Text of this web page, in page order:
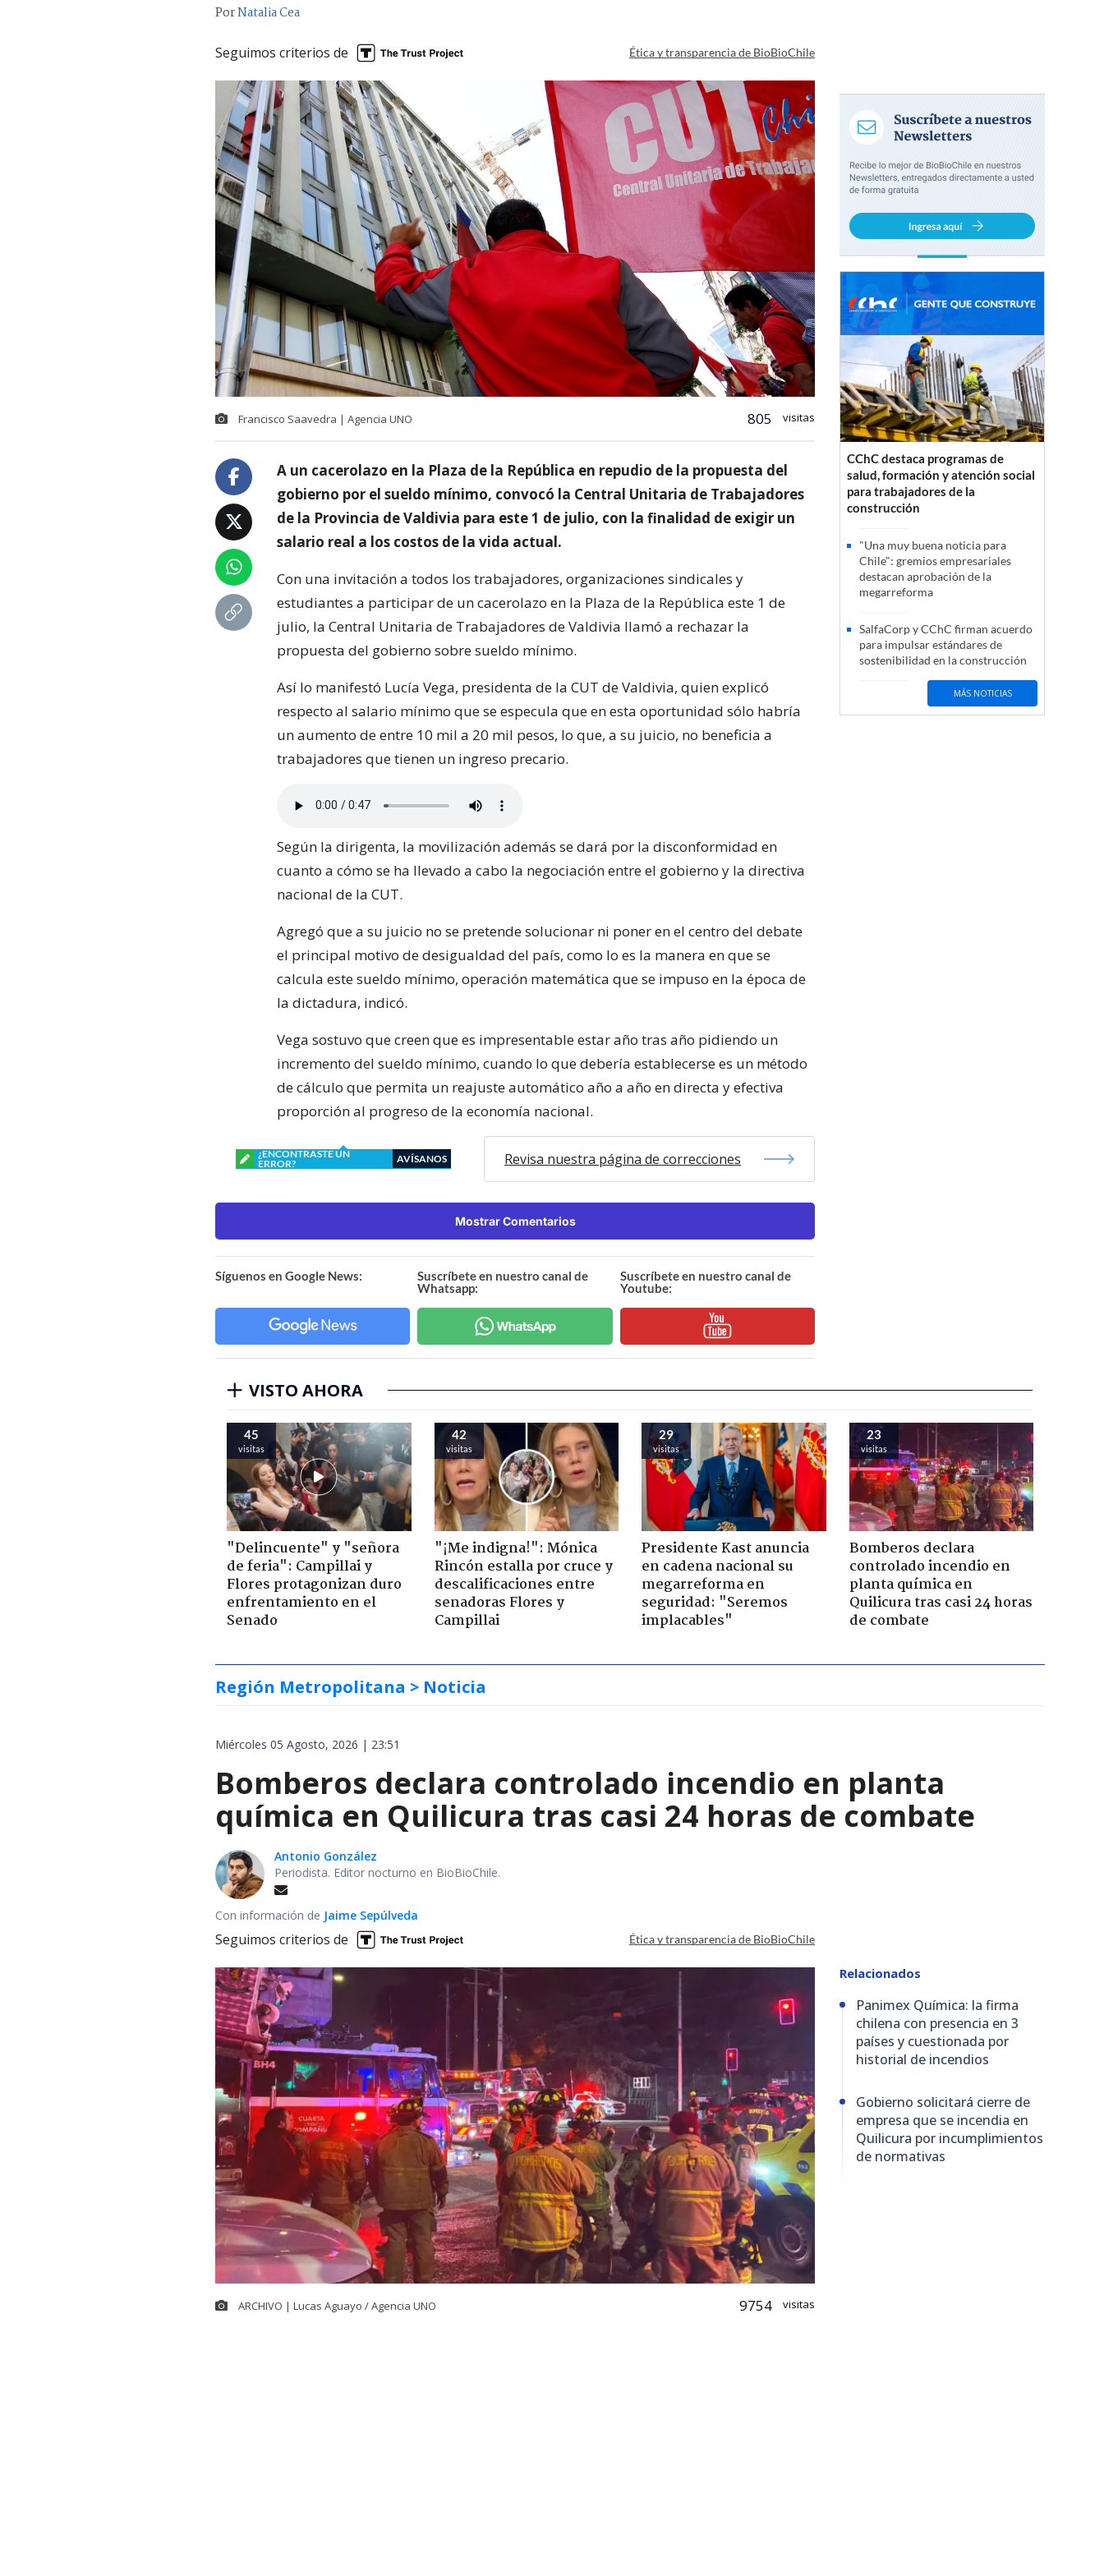
PorNatalia Cea
Seguimos criterios de Ética y transparencia de BioBioChile
Francisco Saavedra | Agencia UNO 805 visitas
A un cacerolazo en la Plaza de la República en repudio de la propuesta del
gobierno por el sueldo mínimo, convocó la Central Unitaria de Trabajadores
de la Provincia de Valdivia para este 1 de julio, con la finalidad de exigir un
salario real a los costos de la vida actual.
Con una invitación a todos los trabajadores, organizaciones sindicales y
estudiantes a participar de un cacerolazo en la Plaza de la República este 1 de
julio, la Central Unitaria de Trabajadores de Valdivia llamó a rechazar la
propuesta del gobierno sobre sueldo mínimo.
Así lo manifestó Lucía Vega, presidenta de la CUT de Valdivia, quien explicó
respecto al salario mínimo que se especula que en esta oportunidad sólo habría
un aumento de entre 10 mil a 20 mil pesos, lo que, a su juicio, no beneficia a
trabajadores que tienen un ingreso precario.
Según la dirigenta, la movilización además se dará por la disconformidad en
cuanto a cómo se ha llevado a cabo la negociación entre el gobierno y la directiva
nacional de la CUT.
Agregó que a su juicio no se pretende solucionar ni poner en el centro del debate
el principal motivo de desigualdad del país, como lo es la manera en que se
calcula este sueldo mínimo, operación matemática que se impuso en la época de
la dictadura, indicó.
Vega sostuvo que creen que es impresentable estar año tras año pidiendo un
incremento del sueldo mínimo, cuando lo que debería establecerse es un método
de cálculo que permita un reajuste automático año a año en directa y efectiva
proporción al progreso de la economía nacional.
¿ENCONTRASTE UN
ERROR?
AVÍSANOS Revisa nuestra página de correcciones
Mostrar Comentarios
Síguenos en Google News:
Suscríbete en nuestro canal de
Whatsapp:
Suscríbete en nuestro canal de
Youtube:
CChC destaca programas de
salud, formación y atención social
para trabajadores de la
construcción
"Una muy buena noticia para
Chile": gremios empresariales
destacan aprobación de la
megarreforma
SalfaCorp y CChC firman acuerdo
para impulsar estándares de
sostenibilidad en la construcción
MÁS NOTICIAS
VISTO AHORA
45
visitas
"Delincuente" y "señora
de feria": Campillai y
Flores protagonizan duro
enfrentamiento en el
Senado
42
visitas
"¡Me indigna!": Mónica
Rincón estalla por cruce y
descalificaciones entre
senadoras Flores y
Campillai
29
visitas
Presidente Kast anuncia
en cadena nacional su
megarreforma en
seguridad: "Seremos
implacables"
23
visitas
Bomberos declara
controlado incendio en
planta química en
Quilicura tras casi 24 horas
de combate
Región Metropolitana > Noticia
Miércoles 05 Agosto, 2026 | 23:51
Bomberos declara controlado incendio en planta
química en Quilicura tras casi 24 horas de combate
Antonio González
Periodista. Editor nocturno en BioBioChile.
Con información de Jaime Sepúlveda
Seguimos criterios de Ética y transparencia de BioBioChile
ARCHIVO | Lucas Aguayo / Agencia UNO 9754 visitas
Relacionados
Panimex Química: la firma
chilena con presencia en 3
países y cuestionada por
historial de incendios
Gobierno solicitará cierre de
empresa que se incendia en
Quilicura por incumplimientos
de normativas